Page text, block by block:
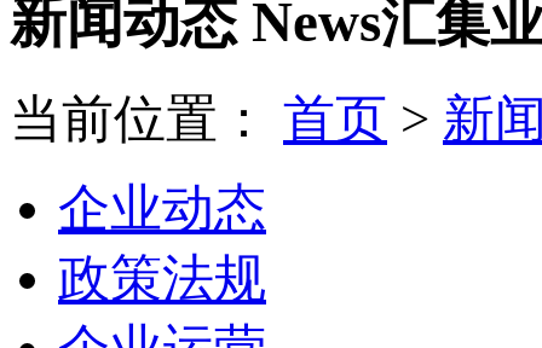
新闻动态 News汇集
当前位置： 首页 > 新
企业动态
政策法规